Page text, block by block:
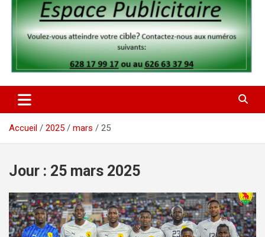
Accueil 2025 mars 25
Jour : 25 mars 2025